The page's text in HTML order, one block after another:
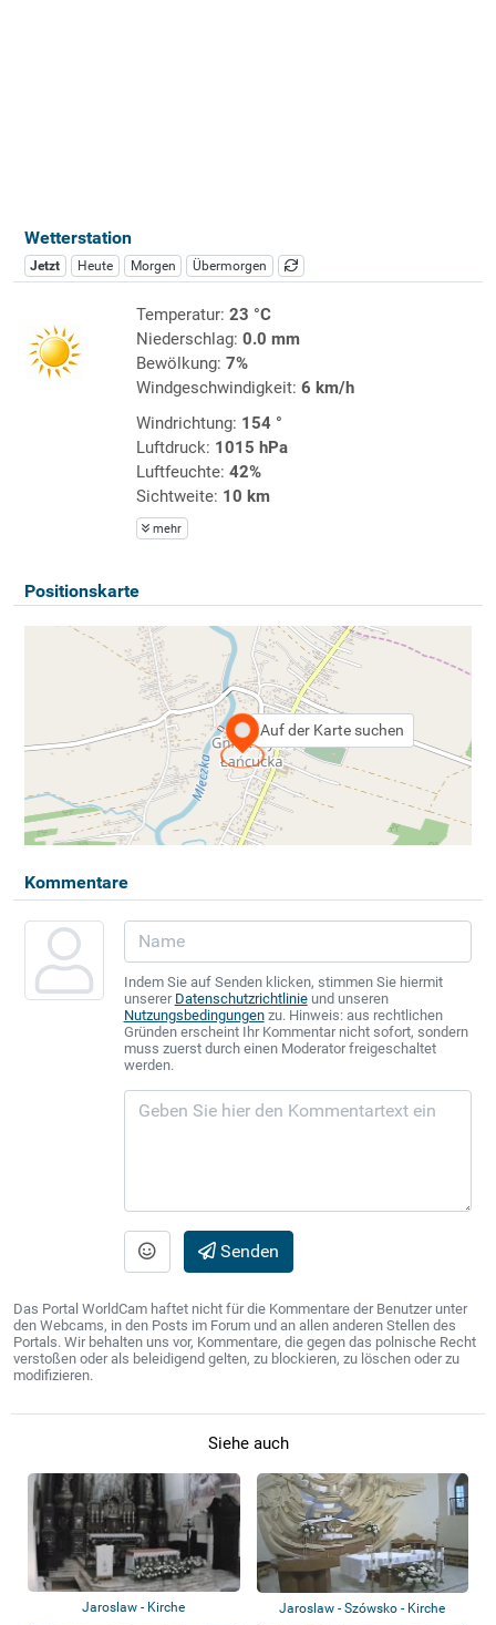
Wetterstation
Jetzt Heute Morgen Übermorgen
Temperatur: 23 °C
Niederschlag: 0.0 mm
Bewölkung: 7%
Windgeschwindigkeit: 6 km/h
Windrichtung: 154 °
Luftdruck: 1015 hPa
Luftfeuchte: 42%
Sichtweite: 10 km
mehr
Positionskarte
Auf der Karte suchen
Kommentare
Indem Sie auf Senden klicken, stimmen Sie hiermit
unserer Datenschutzrichtlinieund unseren
Nutzungsbedingungenzu. Hinweis: aus rechtlichen
Gründen erscheint Ihr Kommentar nicht sofort, sondern
muss zuerst durch einen Moderator freigeschaltet
werden.
Senden
Das Portal WorldCam haftet nicht für die Kommentare der Benutzer unter
den Webcams, in den Posts im Forum und an allen anderen Stellen des
Portals. Wir behalten uns vor, Kommentare, die gegen das polnische Recht
verstoßen oder als beleidigend gelten, zu blockieren, zu löschen oder zu
modifizieren.
Siehe auch
Jaroslaw - Kirche Jaroslaw - Szówsko - Kirche